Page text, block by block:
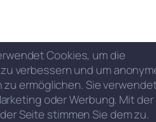
Cookies, um die
verbessern und um
ermöglichen. Sie
oder Werbung. Mit der
Seite stimmen Sie dem zu.